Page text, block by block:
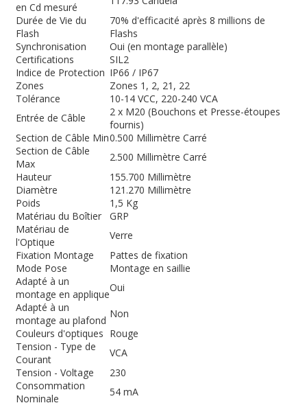
en Cd mesuré
Durée de Vie du
Flash
70% d'efficacité après 8 millions de
Flashs
Synchronisation
Oui (en montage parallèle)
Certifications
SIL2
Indice de Protection IP66 / IP67
Zones
Zones 1, 2, 21, 22
Tolérance
10-14 VCC, 220-240 VCA
Entrée de Câble
2 x M20 (Bouchons et Presse-étoupes
fournis)
Section de Câble Min0.500 Millimètre Carré
Section de Câble
Max
2.500 Millimètre Carré
Hauteur
155.700 Millimètre
Diamètre
121.270 Millimètre
Poids
1,5 Kg
Matériau du Boîtier
GRP
Matériau de
l'Optique
Verre
Fixation Montage
Pattes de fixation
Mode Pose
Montage en saillie
Adapté à un
montage en applique
Oui
Adapté à un
montage au plafond
Non
Couleurs d'optiques Rouge
Tension - Type de
Courant
VCA
Tension - Voltage
230
Consommation
Nominale
54 mA